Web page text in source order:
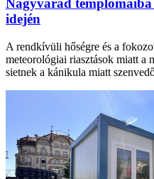
Nagyvárad templomaiba
idején
A rendkívüli hőségre és a
meteorológiai riasztások miatt a
sietnek a kánikula miatt